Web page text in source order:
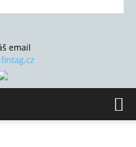
email
fintag.cz